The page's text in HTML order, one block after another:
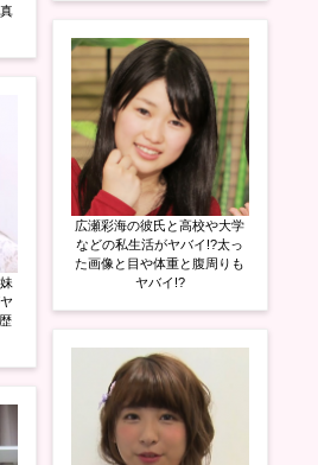
広瀬彩海の彼氏と高校や大学
などの私生活がヤバイ!?太っ
た画像と目や体重と腹周りも
ヤバイ!?